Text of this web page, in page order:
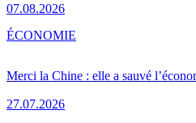
07.08.2026
Merci la Chine : elle a sauvé
27.07.2026
ÉCONOMIE